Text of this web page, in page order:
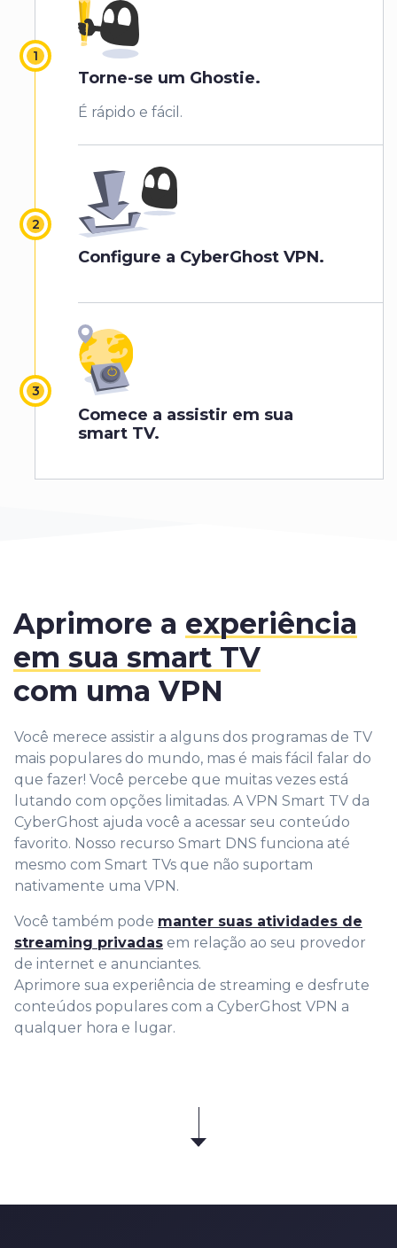
Torne-se um Ghostie.
É rápido e fácil.
Configure a CyberGhost VPN.
Comece a assistir em sua
smart TV.
Aprimore a experiência
em sua smart TV
com uma VPN
Você merece assistir a alguns dos programas de TV
mais populares do mundo, mas é mais fácil falar do
que fazer! Você percebe que muitas vezes está
lutando com opções limitadas. A VPN Smart TV da
CyberGhost ajuda você a acessar seu conteúdo
favorito. Nosso recurso Smart DNS funciona até
mesmo com Smart TVs que não suportam
nativamente uma VPN.
Você também pode manter suas atividades de
streaming privadas em relação ao seu provedor
de internet e anunciantes.
Aprimore sua experiência de streaming e desfrute
conteúdos populares com a CyberGhost VPN a
qualquer hora e lugar.